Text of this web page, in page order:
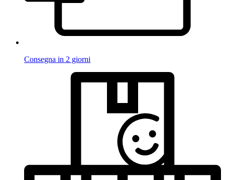
Consegna in 2 giorni